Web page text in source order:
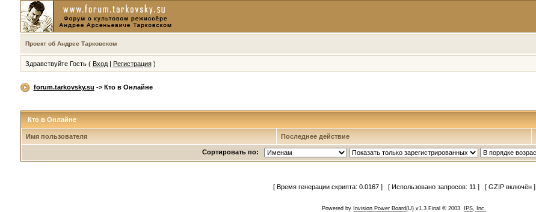
Проект об Андрее Тарковском
Здравствуйте Гость ( Вход| Регистрация)
forum.tarkovsky.su -> Кто в Онлайне
Кто в Онлайне
Имя пользователя Последнее действие
Сортировать по:
[ Время генерации скрипта: 0.0167 ] [ Использовано запросов: 11 ] [ GZIP включён ]
Powered by Invision Power Board(U) v1.3 Final © 2003
IPS, Inc.